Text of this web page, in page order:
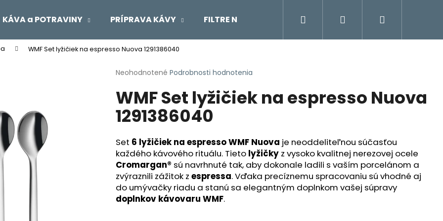
KÁVA a POTRAVINY PRÍPRAVA KÁVY FILTRE NA VODU ÚDRŽBA KÁVOVARU
Hľadať Prihlásenie
WMF Set lyžičiek na espresso Nuova 1291386040
Priemerné
produktu
je
0,0
hviezdičiek.
Neohodnotené Podrobnosti hodnotenia
WMF Set lyžičiek na espresso Nuova
1291386040
Set 6 lyžičiek na espresso WMF Nuova je neoddeliteľnou súčasťou
každého kávového rituálu. Tieto lyžičky z vysoko kvalitnej nerezovej ocele
Cromargan® sú navrhnuté tak, aby dokonale ladili s vaším porcelánom a
zvýraznili zážitok z espressa. Vďaka precíznemu spracovaniu sú vhodné aj
do umývačky riadu a stanú sa elegantným doplnkom vašej súpravy
doplnkov kávovaru WMF.
Čo potrebujete nájsť?
HĽADAŤ
Odporúčame